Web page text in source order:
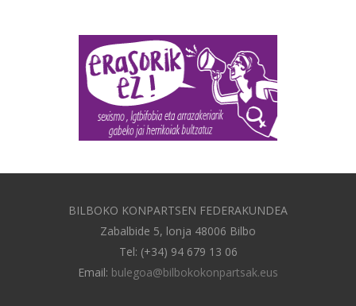
BILBOKO KONPARTSEN FEDERAKUNDEA
Zabalbide 5, lonja 48006 Bilbo
Tel: (+34) 94 679 13 06
Email: bulegoa@bilbokokonpartsak.eus